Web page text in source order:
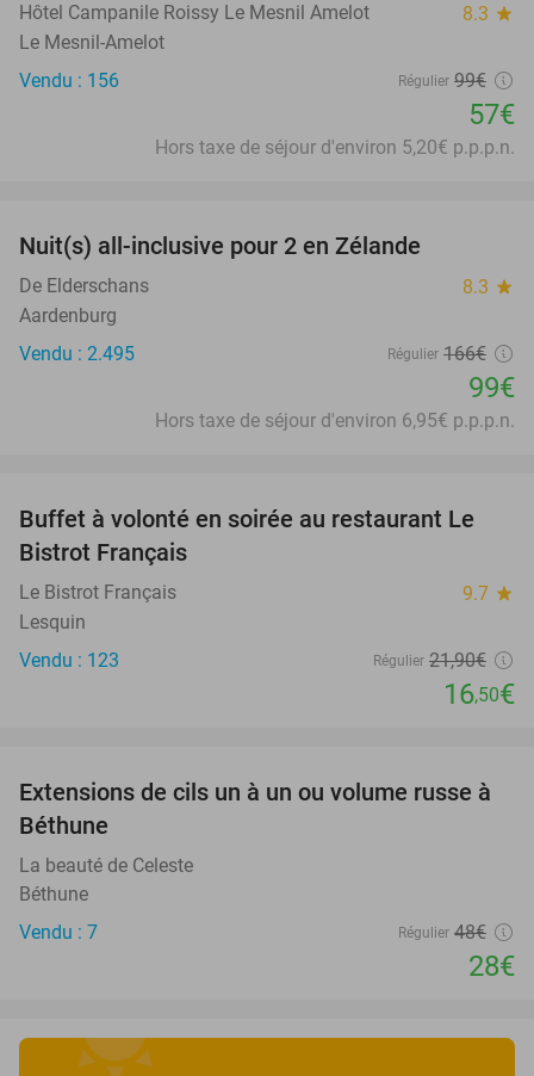
Hôtel Campanile Roissy Le Mesnil Amelot 8.3 star
Le Mesnil-Amelot
Vendu : 156
Régulier 99€
57€
Hors taxe de séjour d'environ 5,20€ p.p.p.n.
Nuit(s) all-inclusive pour 2 en Zélande
De Elderschans 8.3 star
Aardenburg
Vendu : 2.495
Régulier 166€
99€
Hors taxe de séjour d'environ 6,95€ p.p.p.n.
25%
Buffet à volonté en soirée au restaurant Le
Bistrot Français
Le Bistrot Français 9.7 star
Lesquin
Vendu : 123
Régulier 21,90€
16,50€
42%
Extensions de cils un à un ou volume russe à
Béthune
La beauté de Celeste
Béthune
Vendu : 7
Régulier 48€
28€